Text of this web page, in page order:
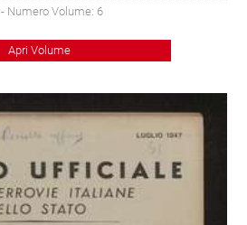
- Numero Volume: 6
Apri Volume